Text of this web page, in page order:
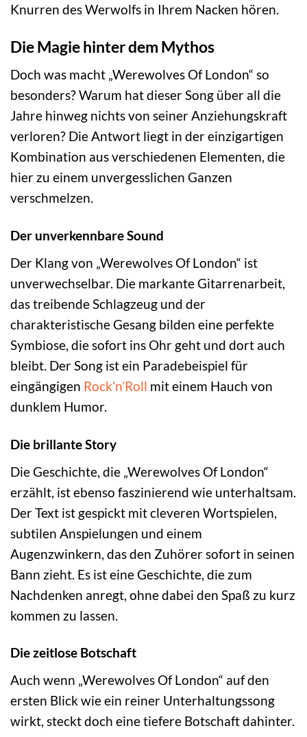
Knurren des Werwolfs in Ihrem Nacken hören.
Die Magie hinter dem Mythos
Doch was macht „Werewolves Of London“ so
besonders? Warum hat dieser Song über all die
Jahre hinweg nichts von seiner Anziehungskraft
verloren? Die Antwort liegt in der einzigartigen
Kombination aus verschiedenen Elementen, die
hier zu einem unvergesslichen Ganzen
verschmelzen.
Der unverkennbare Sound
Der Klang von „Werewolves Of London“ ist
unverwechselbar. Die markante Gitarrenarbeit,
das treibende Schlagzeug und der
charakteristische Gesang bilden eine perfekte
Symbiose, die sofort ins Ohr geht und dort auch
bleibt. Der Song ist ein Paradebeispiel für
eingängigen Rock’n’Roll mit einem Hauch von
dunklem Humor.
Die brillante Story
Die Geschichte, die „Werewolves Of London“
erzählt, ist ebenso faszinierend wie unterhaltsam.
Der Text ist gespickt mit cleveren Wortspielen,
subtilen Anspielungen und einem
Augenzwinkern, das den Zuhörer sofort in seinen
Bann zieht. Es ist eine Geschichte, die zum
Nachdenken anregt, ohne dabei den Spaß zu kurz
kommen zu lassen.
Die zeitlose Botschaft
Auch wenn „Werewolves Of London“ auf den
ersten Blick wie ein reiner Unterhaltungssong
wirkt, steckt doch eine tiefere Botschaft dahinter.